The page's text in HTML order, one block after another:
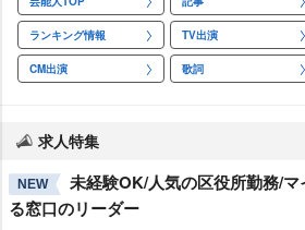
ランキング情報 TV出演
CM出演 歌詞
求人特集
NEW
未経験OK/人気の区役所勤務/
る窓口のリーダー